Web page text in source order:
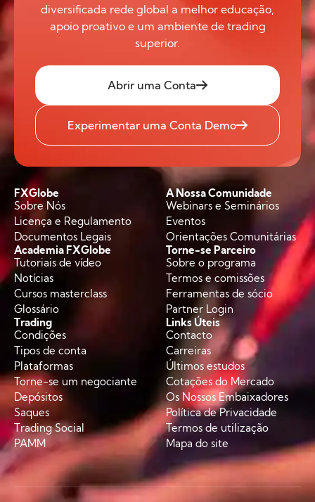
diversificada rede global a melhor educação,
apoio proativo e um ambiente de trading
superior.
Abrir uma Conta
Experimentar uma Conta Demo
FXGlobe
Sobre Nós
Licença e Regulamento
Documentos Legais
A Nossa Comunidade
Webinars e Seminários
Eventos
Orientações Comunitárias
Academia FXGlobe
Tutoriais de vídeo
Notícias
Cursos masterclass
Glossário
Torne-se Parceiro
Sobre o programa
Termos e comissões
Ferramentas de sócio
Partner Login
Trading
Condições
Tipos de conta
Plataformas
Torne-se um negociante
Depósitos
Saques
Trading Social
PAMM
Links Úteis
Contacto
Carreiras
Últimos estudos
Cotações do Mercado
Os Nossos Embaixadores
Política de Privacidade
Termos de utilização
Mapa do site